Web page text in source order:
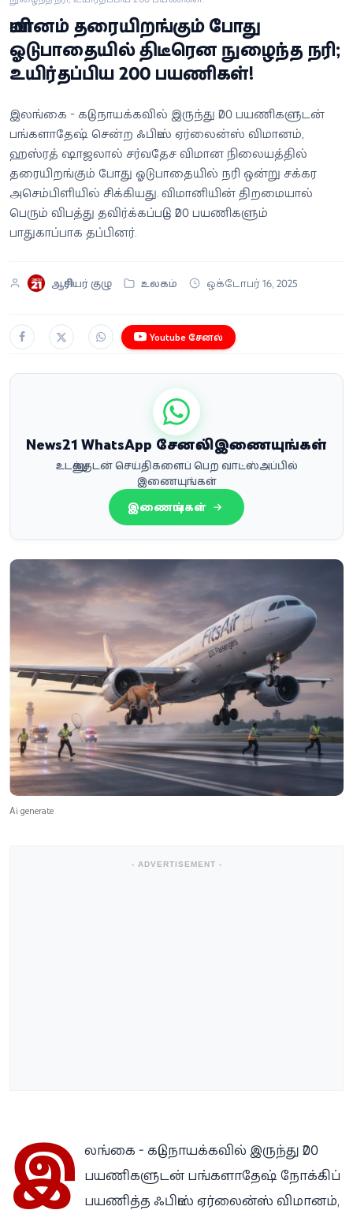
வீடியோ
வணிகம்
வெப்ஸ்டோரி
தமிழ்
விமானம் தரையிறங்கும் போது
ஓடுபாதையில் திடீரென நுழைந்த நரி;
உயிர்தப்பிய 200 பயணிகள்!
இலங்கை - கட்டுநாயக்கவில் இருந்து 200 பயணிகளுடன்
பங்களாதேஷ் சென்ற ஃபிட்ஸ் ஏர்லைன்ஸ் விமானம்,
ஹஸ்ரத் ஷாஜலால் சர்வதேச விமான நிலையத்தில்
தரையிறங்கும் போது ஓடுபாதையில் நரி ஒன்று சக்கர
அசெம்பிளியில் சிக்கியது. விமானியின் திறமையால்
பெரும் விபத்து தவிர்க்கப்பட்டு 200 பயணிகளும்
பாதுகாப்பாக தப்பினர்.
ஆசிரியர் குழு உலகம் ஒக்டோபர் 16, 2025
Youtube சேனல்
News21 WhatsApp சேனலில் இணையுங்கள்
உடனுக்குடன் செய்திகளைப் பெற வாட்ஸ்அப்பில்
இணையுங்கள்
இணையுங்கள்
Ai generate
- ADVERTISEMENT -
இ லங்கை - கட்டுநாயக்கவில் இருந்து 200
பயணிகளுடன் பங்களாதேஷ் நோக்கிப்
பயணித்த ஃபிட்ஸ் ஏர்லைன்ஸ் விமானம்,